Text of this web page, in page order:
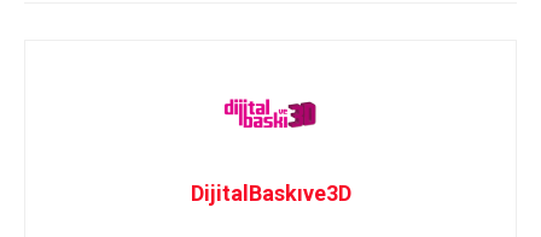
DijitalBaskıve3D